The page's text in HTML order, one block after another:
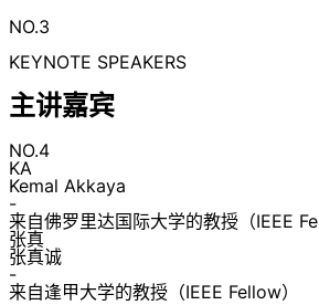
NO.3
KEYNOTE SPEAKERS
主讲嘉宾
NO.4
KA
Kemal Akkaya
-
来自佛罗里达国际大学的教授（IEEE
张真
张真诚
-
来自逢甲大学的教授（IEEE Fellow）